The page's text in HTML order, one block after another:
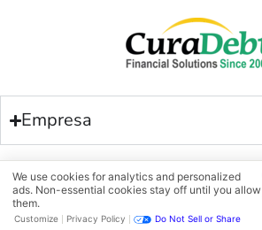
Empresa
Legal
We use cookies for analytics and personalized
ads. Non-essential cookies stay off until you allow
them.
Customize Privacy Policy Do Not Sell or Share